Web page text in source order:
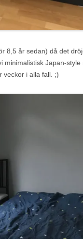
8,5 år sedan) då det
Japan-
veckor i alla fall. ;)